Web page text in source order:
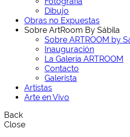
Dibujo
Obras no Expuestas
Sobre ArtRoom By Sábila
Sobre ARTROOM by
Inauguración
La Galería ARTROOM
Contacto
Galerista
Artistas
Arte en Vivo
Back
Close